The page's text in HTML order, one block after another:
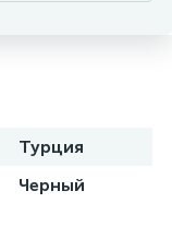
Турция
Черный